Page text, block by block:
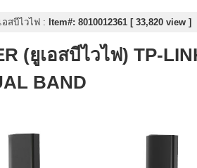
อสบีไวไฟ : Item#: 8010012361 [ 33,820 view ]
(ยูเอสบีไวไฟ) TP-
BAND